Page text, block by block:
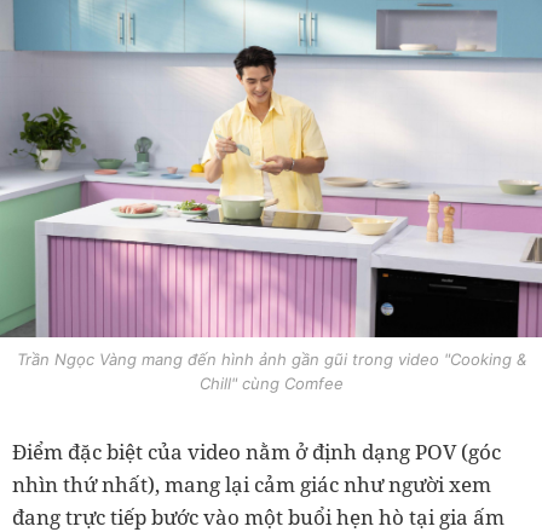
Trần Ngọc Vàng mang đến hình ảnh gần gũi trong video "Cooking &
Chill" cùng Comfee
Điểm đặc biệt của video nằm ở định dạng POV (góc
nhìn thứ nhất), mang lại cảm giác như người xem
đang trực tiếp bước vào một buổi hẹn hò tại gia ấm